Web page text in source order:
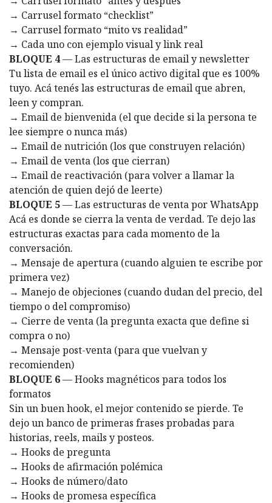
→ Carrusel formato “checklist”
→ Carrusel formato “mito vs realidad”
→ Cada uno con ejemplo visual y link real
BLOQUE 4— Las estructuras de email y newsletter
Tu lista de email es el único activo digital que es 100%
tuyo. Acá tenés las estructuras de email que abren,
leen y compran.
→ Email de bienvenida (el que decide si la persona te
lee siempre o nunca más)
→ Email de nutrición (los que construyen relación)
→ Email de venta (los que cierran)
→ Email de reactivación (para volver a llamar la
atención de quien dejó de leerte)
BLOQUE 5— Las estructuras de venta por WhatsApp
Acá es donde se cierra la venta de verdad. Te dejo las
estructuras exactas para cada momento de la
conversación.
→ Mensaje de apertura (cuando alguien te escribe por
primera vez)
→ Manejo de objeciones (cuando dudan del precio, del
tiempo o del compromiso)
→ Cierre de venta (la pregunta exacta que define si
compra o no)
→ Mensaje post-venta (para que vuelvan y
recomienden)
BLOQUE 6— Hooks magnéticos para todos los
formatos
Sin un buen hook, el mejor contenido se pierde. Te
dejo un banco de primeras frases probadas para
historias, reels, mails y posteos.
→ Hooks de pregunta
→ Hooks de afirmación polémica
→ Hooks de número/dato
→ Hooks de promesa específica